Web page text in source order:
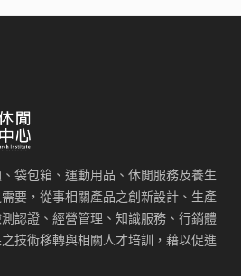
袋包箱、運動用品、休閒服務及養生
要，從事相關產品之創新設計、生產
認證、經營管理、知識服務、行銷體
技術移轉與相關人才培訓，藉以促進